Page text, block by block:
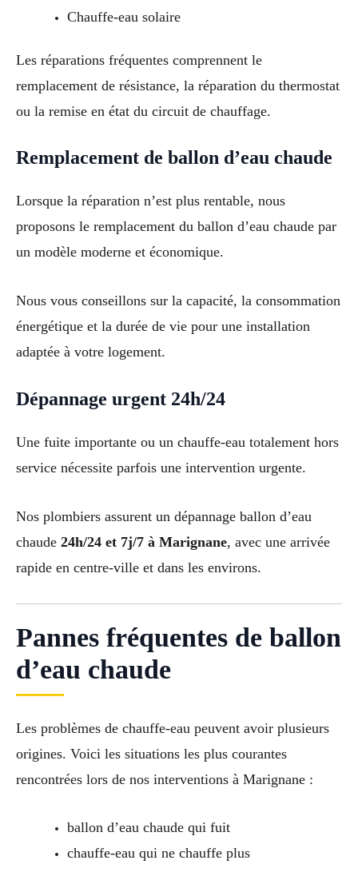
Chauffe-eau solaire
Les réparations fréquentes comprennent le
remplacement de résistance, la réparation du thermostat
ou la remise en état du circuit de chauffage.
Remplacement de ballon d’eau chaude
Lorsque la réparation n’est plus rentable, nous
proposons le remplacement du ballon d’eau chaude par
un modèle moderne et économique.
Nous vous conseillons sur la capacité, la consommation
énergétique et la durée de vie pour une installation
adaptée à votre logement.
Dépannage urgent 24h/24
Une fuite importante ou un chauffe-eau totalement hors
service nécessite parfois une intervention urgente.
Nos plombiers assurent un dépannage ballon d’eau
chaude 24h/24 et 7j/7 à Marignane, avec une arrivée
rapide en centre-ville et dans les environs.
Pannes fréquentes de ballon
d’eau chaude
Les problèmes de chauffe-eau peuvent avoir plusieurs
origines. Voici les situations les plus courantes
rencontrées lors de nos interventions à Marignane :
ballon d’eau chaude qui fuit
chauffe-eau qui ne chauffe plus